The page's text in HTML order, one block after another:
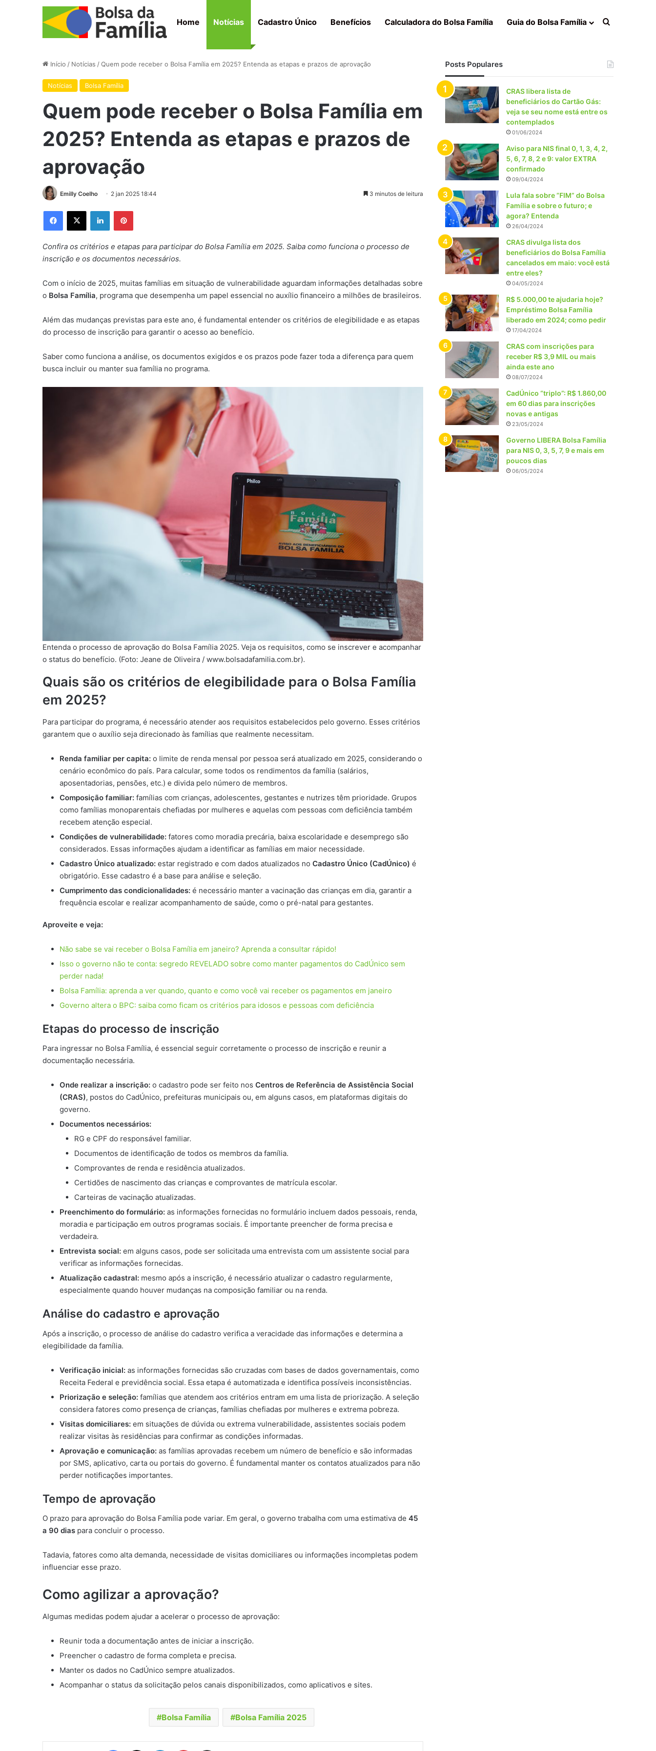
Home Notícias Cadastro Único Benefícios Calculadora do Bolsa Família Guia do Bolsa Família Procurar por
Início / Notícias /Quem pode receber o Bolsa Família em 2025? Entenda as etapas e prazos de aprovação
Notícias Bolsa Família
Quem pode receber o Bolsa Família em
2025? Entenda as etapas e prazos de
aprovação
Emilly Coelho 2 jan 2025 18:44 3 minutos de leitura
Facebook
X LinkedinPinterest
Confira os critérios e etapas para participar do Bolsa Família em 2025. Saiba como funciona o processo de
inscrição e os documentos necessários.
Com o início de 2025, muitas famílias em situação de vulnerabilidade aguardam informações detalhadas sobre
o Bolsa Família, programa que desempenha um papel essencial no auxílio financeiro a milhões de brasileiros.
Além das mudanças previstas para este ano, é fundamental entender os critérios de elegibilidade e as etapas
do processo de inscrição para garantir o acesso ao benefício.
Saber como funciona a análise, os documentos exigidos e os prazos pode fazer toda a diferença para quem
busca incluir ou manter sua família no programa.
Entenda o processo de aprovação do Bolsa Família 2025. Veja os requisitos, como se inscrever e acompanhar
o status do benefício. (Foto: Jeane de Oliveira / www.bolsadafamilia.com.br).
Quais são os critérios de elegibilidade para o Bolsa Família
em 2025?
Para participar do programa, é necessário atender aos requisitos estabelecidos pelo governo. Esses critérios
garantem que o auxílio seja direcionado às famílias que realmente necessitam.
Renda familiar per capita: o limite de renda mensal por pessoa será atualizado em 2025, considerando o
cenário econômico do país. Para calcular, some todos os rendimentos da família (salários,
aposentadorias, pensões, etc.) e divida pelo número de membros.
Composição familiar: famílias com crianças, adolescentes, gestantes e nutrizes têm prioridade. Grupos
como famílias monoparentais chefiadas por mulheres e aquelas com pessoas com deficiência também
recebem atenção especial.
Condições de vulnerabilidade: fatores como moradia precária, baixa escolaridade e desemprego são
considerados. Essas informações ajudam a identificar as famílias em maior necessidade.
Cadastro Único atualizado: estar registrado e com dados atualizados no Cadastro Único (CadÚnico) é
obrigatório. Esse cadastro é a base para análise e seleção.
Cumprimento das condicionalidades: é necessário manter a vacinação das crianças em dia, garantir a
frequência escolar e realizar acompanhamento de saúde, como o pré-natal para gestantes.
Aproveite e veja:
Não sabe se vai receber o Bolsa Família em janeiro? Aprenda a consultar rápido!
Isso o governo não te conta: segredo REVELADO sobre como manter pagamentos do CadÚnico sem
perder nada!
Bolsa Família: aprenda a ver quando, quanto e como você vai receber os pagamentos em janeiro
Governo altera o BPC: saiba como ficam os critérios para idosos e pessoas com deficiência
Etapas do processo de inscrição
Para ingressar no Bolsa Família, é essencial seguir corretamente o processo de inscrição e reunir a
documentação necessária.
Onde realizar a inscrição: o cadastro pode ser feito nos Centros de Referência de Assistência Social
(CRAS), postos do CadÚnico, prefeituras municipais ou, em alguns casos, em plataformas digitais do
governo.
Documentos necessários:
RG e CPF do responsável familiar.
Documentos de identificação de todos os membros da família.
Comprovantes de renda e residência atualizados.
Certidões de nascimento das crianças e comprovantes de matrícula escolar.
Carteiras de vacinação atualizadas.
Preenchimento do formulário: as informações fornecidas no formulário incluem dados pessoais, renda,
moradia e participação em outros programas sociais. É importante preencher de forma precisa e
verdadeira.
Entrevista social: em alguns casos, pode ser solicitada uma entrevista com um assistente social para
verificar as informações fornecidas.
Atualização cadastral: mesmo após a inscrição, é necessário atualizar o cadastro regularmente,
especialmente quando houver mudanças na composição familiar ou na renda.
Análise do cadastro e aprovação
Após a inscrição, o processo de análise do cadastro verifica a veracidade das informações e determina a
elegibilidade da família.
Verificação inicial: as informações fornecidas são cruzadas com bases de dados governamentais, como
Receita Federal e previdência social. Essa etapa é automatizada e identifica possíveis inconsistências.
Priorização e seleção: famílias que atendem aos critérios entram em uma lista de priorização. A seleção
considera fatores como presença de crianças, famílias chefiadas por mulheres e extrema pobreza.
Visitas domiciliares: em situações de dúvida ou extrema vulnerabilidade, assistentes sociais podem
realizar visitas às residências para confirmar as condições informadas.
Aprovação e comunicação: as famílias aprovadas recebem um número de benefício e são informadas
por SMS, aplicativo, carta ou portais do governo. É fundamental manter os contatos atualizados para não
perder notificações importantes.
Tempo de aprovação
O prazo para aprovação do Bolsa Família pode variar. Em geral, o governo trabalha com uma estimativa de 45
a 90 dias para concluir o processo.
Tadavia, fatores como alta demanda, necessidade de visitas domiciliares ou informações incompletas podem
influenciar esse prazo.
Como agilizar a aprovação?
Algumas medidas podem ajudar a acelerar o processo de aprovação:
Reunir toda a documentação antes de iniciar a inscrição.
Preencher o cadastro de forma completa e precisa.
Manter os dados no CadÚnico sempre atualizados.
Acompanhar o status da solicitação pelos canais disponibilizados, como aplicativos e sites.
Bolsa Família Bolsa Família 2025
Posts Populares
CRAS libera lista de
beneficiários do Cartão Gás:
veja se seu nome está entre os
contemplados
01/06/2024
Aviso para NIS final 0, 1, 3, 4, 2,
5, 6, 7, 8, 2 e 9: valor EXTRA
confirmado
09/04/2024
Lula fala sobre “FIM” do Bolsa
Família e sobre o futuro; e
agora? Entenda
26/04/2024
CRAS divulga lista dos
beneficiários do Bolsa Família
cancelados em maio: você está
entre eles?
04/05/2024
R$ 5.000,00 te ajudaria hoje?
Empréstimo Bolsa Família
liberado em 2024; como pedir
17/04/2024
CRAS com inscrições para
receber R$ 3,9 MIL ou mais
ainda este ano
08/07/2024
CadÚnico “triplo”: R$ 1.860,00
em 60 dias para inscrições
novas e antigas
23/05/2024
Governo LIBERA Bolsa Família
para NIS 0, 3, 5, 7, 9 e mais em
poucos dias
06/05/2024